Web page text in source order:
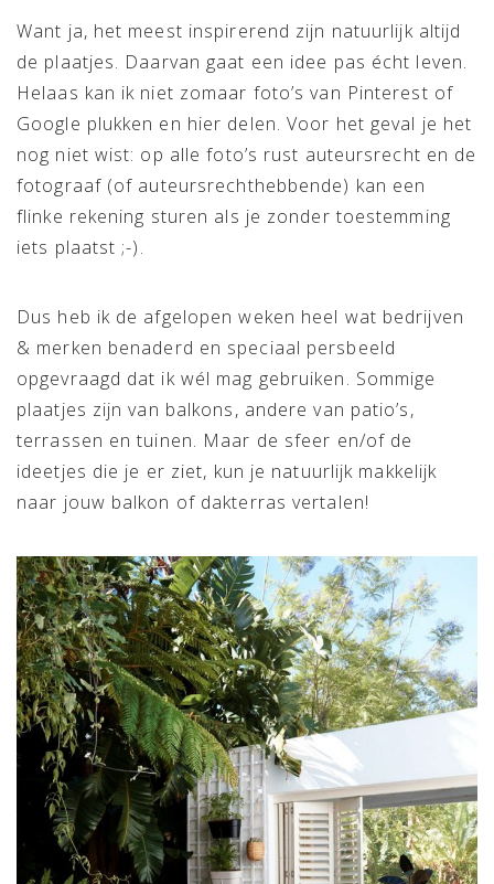
Want ja, het meest inspirerend zijn natuurlijk altijd
de plaatjes. Daarvan gaat een idee pas écht leven.
Helaas kan ik niet zomaar foto’s van Pinterest of
Google plukken en hier delen. Voor het geval je het
nog niet wist: op alle foto’s rust auteursrecht en de
fotograaf (of auteursrechthebbende) kan een
flinke rekening sturen als je zonder toestemming
iets plaatst ;-).
Dus heb ik de afgelopen weken heel wat bedrijven
& merken benaderd en speciaal persbeeld
opgevraagd dat ik wél mag gebruiken. Sommige
plaatjes zijn van balkons, andere van patio’s,
terrassen en tuinen. Maar de sfeer en/of de
ideetjes die je er ziet, kun je natuurlijk makkelijk
naar jouw balkon of dakterras vertalen!